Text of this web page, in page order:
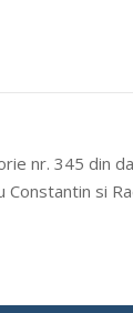
nr. 345 din
Constantin si